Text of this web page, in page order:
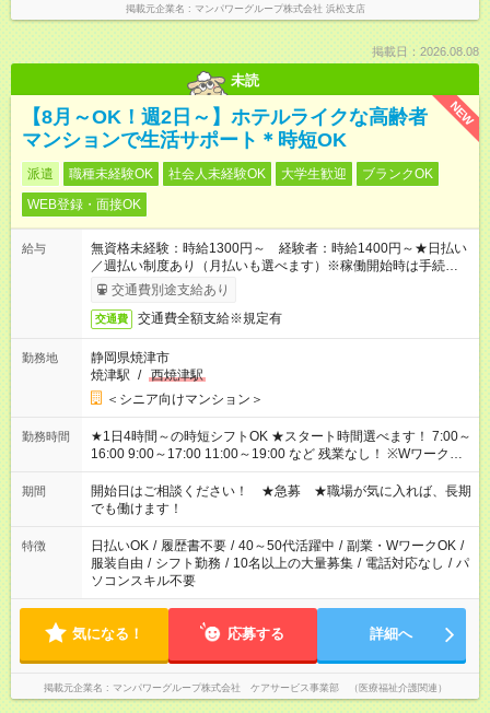
掲載元企業名 マンパワーグループ株式会社 浜松支店
掲載日：2026.08.08
未読
NEW
【8月～OK！週2日～】ホテルライクな高齢者
マンションで生活サポート＊時短OK
派遣 職種未経験OK 社会人未経験OK 大学生歓迎
ブランクOK
WEB登録・面接OK
給与
無資格未経験：時給1300円～ 経験者：時給1400円～★日払い
／週払い制度あり（月払いも選べます）※稼働開始時は手続き完
了次第のお支払いとなります。
交通費別途支給あり
交通費 交通費全額支給※規定有
勤務地
静岡県焼津市
焼津駅 / 西焼津駅
＜シニア向けマンション＞
勤務時間
★1日4時間～の時短シフトOK ★スタート時間選べます！ 7:00～
16:00 9:00～17:00 11:00～19:00 など 残業なし！ ※Wワークの
場合、他のお仕事と合わせ週40時間超の就業はご案内できませ
ん ※法令に基づき、週20時間以上勤務は社会保険への加入対象
となります ※労働者派遣法（日雇い派遣の原則禁止）により、
短時間・短期間の就業はご案内が難しい場合があります
期間
開始日はご相談ください！ ★急募 ★職場が気に入れば、長期
でも働けます！
特徴 日払いOK / 履歴書不要 / 40～50代活躍中 / 副業・WワークOK /
服装自由 / シフト勤務 / 10名以上の大量募集 / 電話対応なし / パ
ソコンスキル不要
気になる！ 応募する 詳細へ
掲載元企業名 マンパワーグループ株式会社 ケアサービス事業部 （医療福祉介護関連）